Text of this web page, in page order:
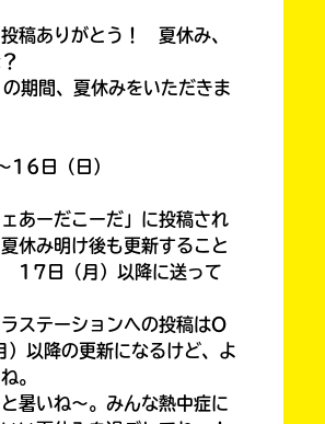
キミに
稿ありがとう！ 夏休み、
の期間、夏休みをいただきま
16日（日）
あーだこーだ」に投稿され
休み明け後も更新すること
17日（月）以降に送って
ステーションへの投稿はO
以降の更新になるけど、よ
。
暑いね～。みんな熱中症に